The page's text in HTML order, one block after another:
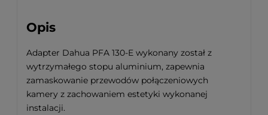
Opis
Adapter Dahua PFA 130-E wykonany został z
wytrzymałego stopu aluminium, zapewnia
zamaskowanie przewodów połączeniowych
kamery z zachowaniem estetyki wykonanej
instalacji.